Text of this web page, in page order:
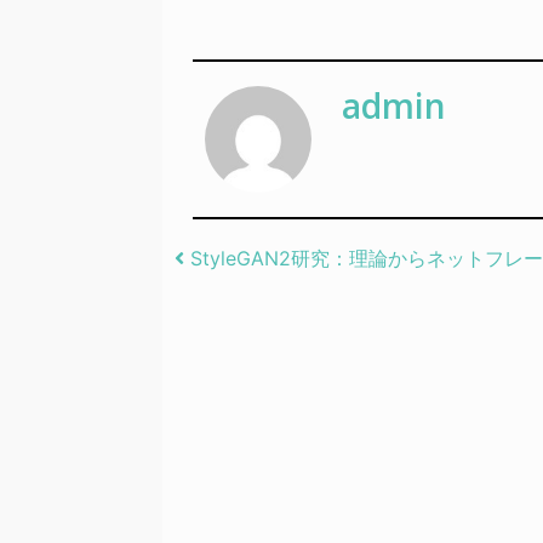
admin
Post navigation
StyleGAN2研究：理論からネットフレ